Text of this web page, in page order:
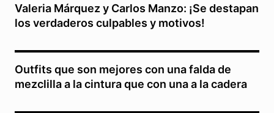
Valeria Márquez y Carlos Manzo: ¡Se destapan
los verdaderos culpables y motivos!
Outfits que son mejores con una falda de
mezclilla a la cintura que con una a la cadera